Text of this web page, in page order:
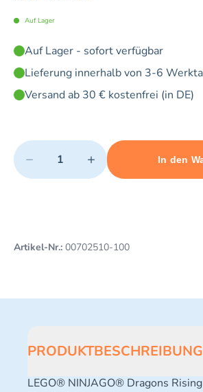
Auf Lager
Auf Lager - sofort verfügbar
Lieferung innerhalb von 3-6
Versand ab 30 € kostenfrei (in DE)
Quantity
− +
Minimum quantity: 1 MaximumIn den
Add 1 item to cart
Artikel-Nr.: 00702510-100
PRODUKTBESCHREIBUNG
LEGO® NINJAGO® Dragons